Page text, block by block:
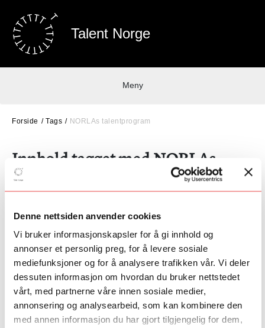
Denne nettsiden anvender cookies
Vi bruker informasjonskapsler for å gi innhold og
annonser et personlig preg, for å levere sosiale
mediefunksjoner og for å analysere trafikken vår. Vi deler
dessuten informasjon om hvordan du bruker nettstedet
vårt, med partnerne våre innen sosiale medier,
annonsering og analysearbeid, som kan kombinere den
med annen informasjon du har gjort tilgjengelig for dem,
Talent Norge
Meny
Forside Tags NORLAs talentprogram
Innhold tagget med NORLAs
talentprogram